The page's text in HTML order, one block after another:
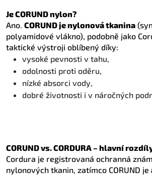
Je CORUND nylon?
Ano. CORUND je nylonová tkanina
polyamidové vlákno), podobně jako
taktické výstroji oblíbený díky:
vysoké pevnosti v tahu,
odolnosti proti oděru,
nízké absorci vody,
dobré životnosti i v náročných
CORUND vs. CORDURA – hlavní
Cordura je registrovaná ochranná
nylonových tkanin, zatímco CORUND je